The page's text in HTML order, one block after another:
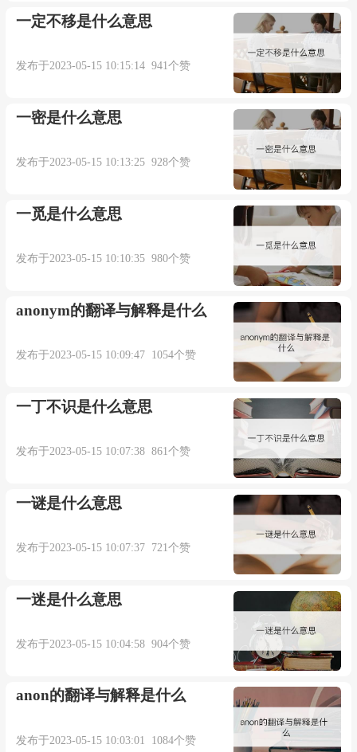
本内容部分来源于网络，谨供免费学习使用，如有侵权，可
以通过邮箱juexin@juexinw.com联系我们删除！
一定不移是什么意思
发布于2023-05-15 10:15:14 941个赞
一密是什么意思
发布于2023-05-15 10:13:25 928个赞
一觅是什么意思
发布于2023-05-15 10:10:35 980个赞
anonym的翻译与解释是什么
发布于2023-05-15 10:09:47 1054个赞
一丁不识是什么意思
发布于2023-05-15 10:07:38 861个赞
一谜是什么意思
发布于2023-05-15 10:07:37 721个赞
一迷是什么意思
发布于2023-05-15 10:04:58 904个赞
anon的翻译与解释是什么
发布于2023-05-15 10:03:01 1084个赞